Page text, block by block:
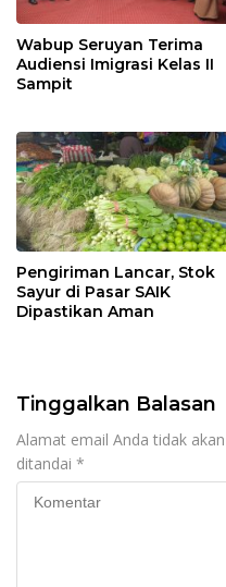
Wabup Seruyan Terima
Audiensi Imigrasi Kelas II
Sampit
Pengiriman Lancar, Stok
Sayur di Pasar SAIK
Dipastikan Aman
Tinggalkan Balasan
Alamat email Anda tidak
ditandai *